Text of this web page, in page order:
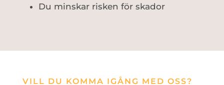
Du minskar risken för skador
VILL DU KOMMA IGÅNG MED OSS?